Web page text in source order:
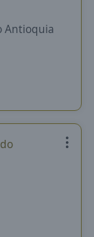
Antioquia